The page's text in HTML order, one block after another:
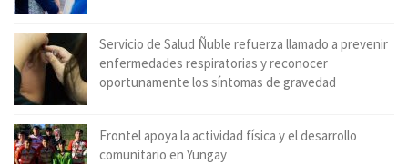
Servicio de Salud Ñuble refuerza llamado a prevenir
enfermedades respiratorias y reconocer
oportunamente los síntomas de gravedad
Frontel apoya la actividad física y el desarrollo
comunitario en Yungay